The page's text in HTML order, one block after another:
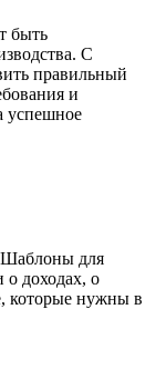
быть
С
правильный
и
успешное
Шаблоны для
о доходах, о
которые нужны в